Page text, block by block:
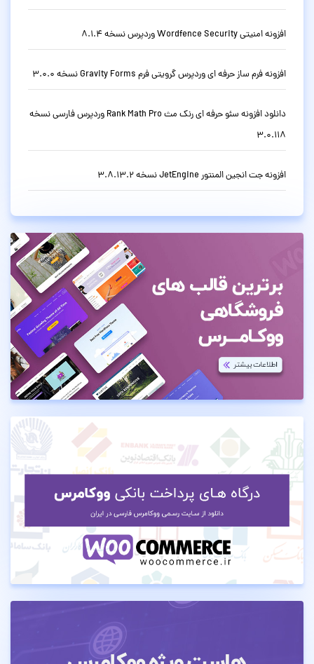
افزونه امنیتی Wordfence Security وردپرس نسخه 8.1.4
افزونه فرم ساز حرفه ای وردپرس گرویتی فرم Gravity Forms نسخه 3.0.0
دانلود افزونه سئو حرفه ای رنک مث Rank Math Pro وردپرس فارسی نسخه
3.0.118
افزونه جت انجین المنتور JetEngine نسخه 3.8.13.2